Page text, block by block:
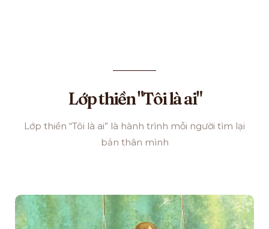
Lớp thiền "Tôi là ai"
Lớp thiền “Tôi là ai” là hành trình mỗi người tìm lại
bản thân mình